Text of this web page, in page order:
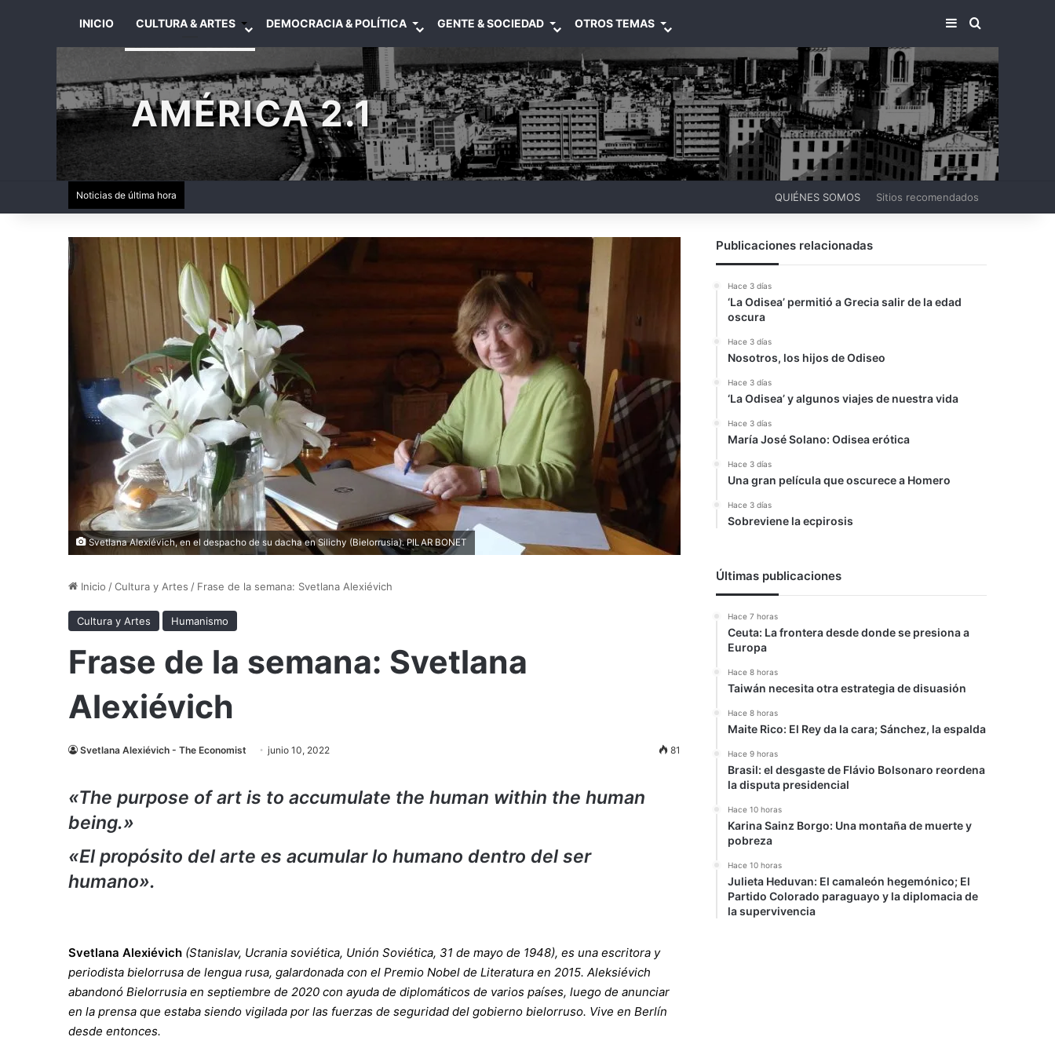
INICIO CULTURA & ARTES DEMOCRACIA & POLÍTICA GENTE & SOCIEDAD OTROS TEMAS BARRA LATERAL
BUSCAR
AMÉRICA 2.1
Noticias de última hora QUIÉNES SOMOS Sitios recomendados
Svetlana Alexiévich, en el despacho de su dacha en Silichy (Bielorrusia). PILAR BONET
Inicio /Cultura y Artes / Frase de la semana: Svetlana Alexiévich
Cultura y Artes Humanismo
Frase de la semana: Svetlana
Alexiévich
Svetlana Alexiévich - The Economist junio 10, 2022 81
«The purpose of art is to accumulate the human within the human
being.»
«El propósito del arte es acumular lo humano dentro del ser
humano».
Svetlana Alexiévich (Stanislav, Ucrania soviética, Unión Soviética, 31 de mayo de 1948), es una escritora y
periodista bielorrusa de lengua rusa, galardonada con el Premio Nobel de Literatura en 2015. Aleksiévich
abandonó Bielorrusia en septiembre de 2020 con ayuda de diplomáticos de varios países, luego de anunciar
en la prensa que estaba siendo vigilada por las fuerzas de seguridad del gobierno bielorruso. Vive en Berlín
desde entonces.
Publicaciones relacionadas
Hace 3 días
‘La Odisea’ permitió a Grecia salir de la edad
oscura
Hace 3 días
Nosotros, los hijos de Odiseo
Hace 3 días
‘La Odisea’ y algunos viajes de nuestra vida
Hace 3 días
María José Solano: Odisea erótica
Hace 3 días
Una gran película que oscurece a Homero
Hace 3 días
Sobreviene la ecpirosis
Últimas publicaciones
Hace 7 horas
Ceuta: La frontera desde donde se presiona a
Europa
Hace 8 horas
Taiwán necesita otra estrategia de disuasión
Hace 8 horas
Maite Rico: El Rey da la cara; Sánchez, la espalda
Hace 9 horas
Brasil: el desgaste de Flávio Bolsonaro reordena
la disputa presidencial
Hace 10 horas
Karina Sainz Borgo: Una montaña de muerte y
pobreza
Hace 10 horas
Julieta Heduvan: El camaleón hegemónico; El
Partido Colorado paraguayo y la diplomacia de
la supervivencia